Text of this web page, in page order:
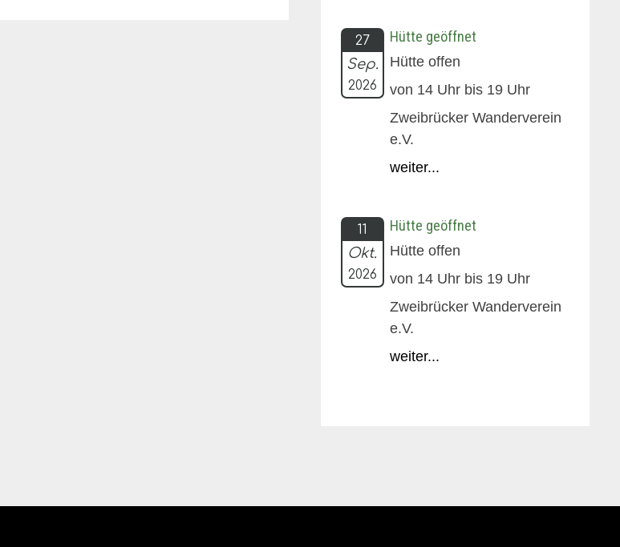
27
Sep.
2026
Hütte geöffnet
Hütte offen
von 14 Uhr bis 19 Uhr
Zweibrücker Wanderverein
e.V.
weiter...
11
Okt.
2026
Hütte geöffnet
Hütte offen
von 14 Uhr bis 19 Uhr
Zweibrücker Wanderverein
e.V.
weiter...